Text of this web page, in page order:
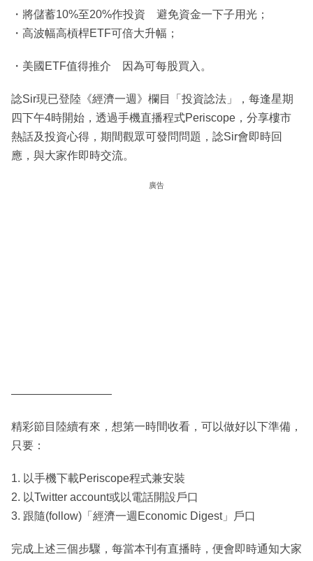
・將儲蓄10%至20%作投資 避免資金一下子用光；
・高波幅高槓桿ETF可倍大升幅；
・美國ETF值得推介 因為可每股買入。
諗Sir現已登陸《經濟一週》欄目「投資諗法」，每逢星期
四下午4時開始，透過手機直播程式Periscope，分享樓市
熱話及投資心得，期間觀眾可發問問題，諗Sir會即時回
應，與大家作即時交流。
廣告
—————————
精彩節目陸續有來，想第一時間收看，可以做好以下準備，
只要：
1. 以手機下載Periscope程式兼安裝
2. 以Twitter account或以電話開設戶口
3. 跟隨(follow)「經濟一週Economic Digest」戶口
完成上述三個步驟，每當本刊有直播時，便會即時通知大家